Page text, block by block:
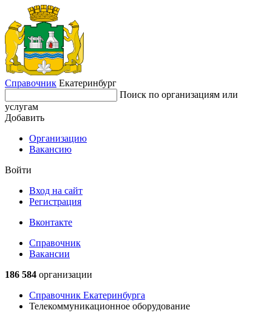
Справочник Екатеринбург
Поиск по организациям или
услугам
Добавить
Организацию
Вакансию
Войти
Вход на сайт
Регистрация
Вконтакте
Справочник
Вакансии
186 584 организации
Справочник Екатеринбурга
Телекоммуникационное оборудование